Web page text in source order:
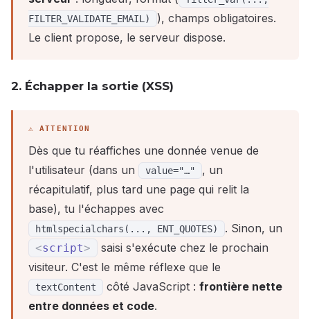
FILTER_VALIDATE_EMAIL)
), champs obligatoires.
Le client propose, le serveur dispose.
2. Échapper la sortie (XSS)
Dès que tu réaffiches une donnée venue de
l'utilisateur (dans un
value="…"
, un
récapitulatif, plus tard une page qui relit la
base), tu l'échappes avec
htmlspecialchars(..., ENT_QUOTES) . Sinon, un
<script>
saisi s'exécute chez le prochain
visiteur. C'est le même réflexe que le
textContent côté JavaScript : frontière nette
entre données et code.